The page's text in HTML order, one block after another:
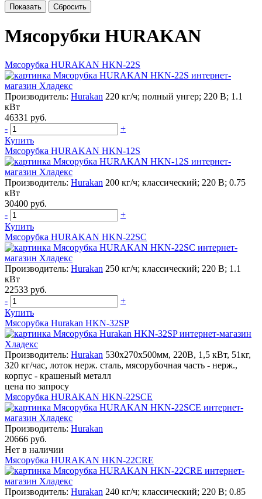
Мясорубки HURAKAN
Мясорубка HURAKAN HKN-22S
Производитель: Hurakan 220 кг/ч; полный унгер; 220 В; 1.1
кВт
46331 руб.
-
+
Купить
Мясорубка HURAKAN HKN-12S
Производитель: Hurakan 200 кг/ч; классический; 220 В; 0.75
кВт
30400 руб.
-
+
Купить
Мясорубка HURAKAN HKN-22SC
Производитель: Hurakan 250 кг/ч; классический; 220 В; 1.1
кВт
22533 руб.
-
+
Купить
Мясорубка Hurakan HKN-32SP
Производитель: Hurakan 530x270x500мм, 220В, 1,5 кВт, 51кг,
320 кг/час, лоток нерж. сталь, мясорубочная часть - нерж.,
корпус - крашеный металл
цена по запросу
Мясорубка HURAKAN HKN-22SCE
Производитель: Hurakan
20666 руб.
Нет в наличии
Мясорубка HURAKAN HKN-22CRE
Производитель: Hurakan 240 кг/ч; классический; 220 В; 0.85